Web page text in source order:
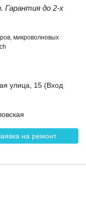
Гарантия до 2-х
микроволновых
улица, 15 (Вход
на ремонт